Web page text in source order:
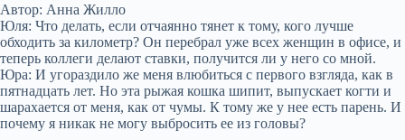
Автор: Анна Жилло
Юля: Что делать, если отчаянно тянет к тому, кого лучше
обходить за километр? Он перебрал уже всех женщин в офисе, и
теперь коллеги делают ставки, получится ли у него со мной.
Юра: И угораздило же меня влюбиться с первого взгляда, как в
пятнадцать лет. Но эта рыжая кошка шипит, выпускает когти и
шарахается от меня, как от чумы. К тому же у нее есть парень. И
почему я никак не могу выбросить ее из головы?